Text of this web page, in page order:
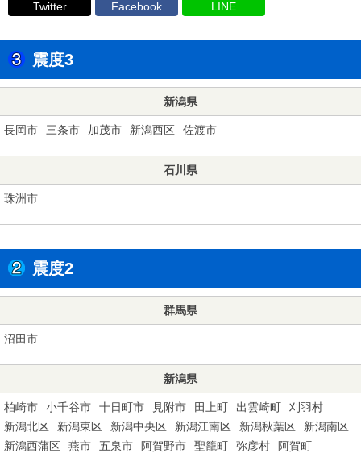
Twitter Facebook LINE
震度3
新潟県
長岡市 三条市 加茂市 新潟西区 佐渡市
石川県
珠洲市
震度2
群馬県
沼田市
新潟県
柏崎市 小千谷市 十日町市 見附市 田上町 出雲崎町
刈羽村
新潟北区
新潟東区 新潟中央区 新潟江南区 新潟秋葉区
新潟南区
新潟西蒲区
燕市 五泉市 阿賀野市 聖籠町 弥彦村
阿賀町